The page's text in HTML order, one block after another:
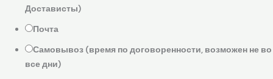
Достависты)
Почта
Самовывоз (время по договоренности, возможен не во
все дни)